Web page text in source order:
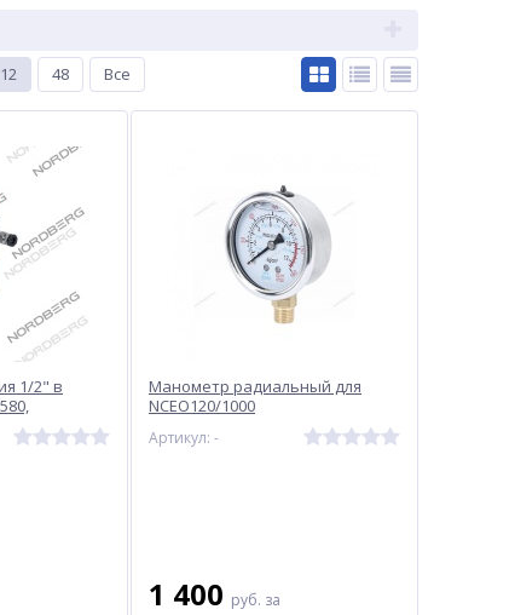
12 48 Все
1/2" в
Манометр радиальный для
NCEO120/1000
Артикул: -
1 400 руб. за